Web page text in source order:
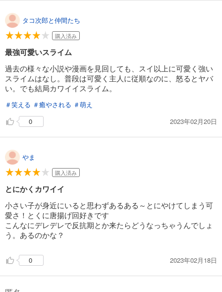
タコ次郎と仲間たち
購入済み
最強可愛いスライム
過去の様々な小説や漫画を見回しても、スイ以上に可愛く強い
スライムはなし。普段は可愛く主人に従順なのに、怒るとヤバ
い。でも結局カワイイスライム。
＃笑える ＃癒やされる ＃萌え
0
2023年02月20日
やま
購入済み
とにかくカワイイ
小さい子が身近にいると思わずあるある～とにやけてしまう可
愛さ！とくに唐揚げ回好きです
こんなにデレデレで反抗期とか来たらどうなっちゃうんでしょ
う。あるのかな？
0 2023年02月18日